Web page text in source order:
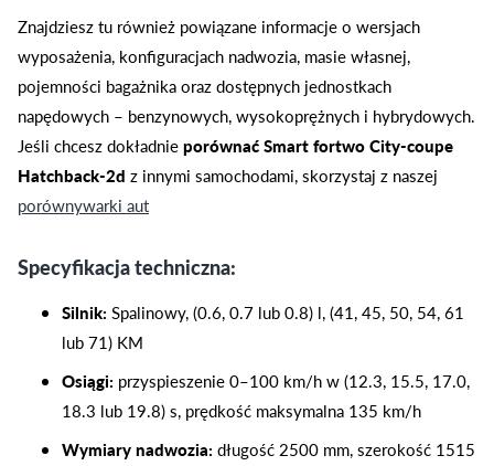
Znajdziesz tu również powiązane informacje o wersjach
wyposażenia, konfiguracjach nadwozia, masie własnej,
pojemności bagażnika oraz dostępnych jednostkach
napędowych – benzynowych, wysokoprężnych i hybrydowych.
Jeśli chcesz dokładnieporównać Smart fortwo City-coupe
Hatchback-2d z innymi samochodami, skorzystaj z naszej
porównywarki aut
Specyfikacja techniczna:
Silnik: Spalinowy, (0.6, 0.7 lub 0.8) l, (41, 45, 50, 54, 61
lub 71) KM
Osiągi: przyspieszenie 0–100 km/h w (12.3, 15.5, 17.0,
18.3 lub 19.8) s, prędkość maksymalna 135 km/h
Wymiary nadwozia: długość 2500 mm, szerokość 1515